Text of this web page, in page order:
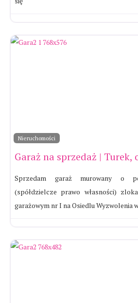
Nieruchomości
Garaż na sprzedaż | Turek,
Sprzedam garaż murowany o
(spółdzielcze prawo własności)
garażowym nr I na Osiedlu Wyzwolenia